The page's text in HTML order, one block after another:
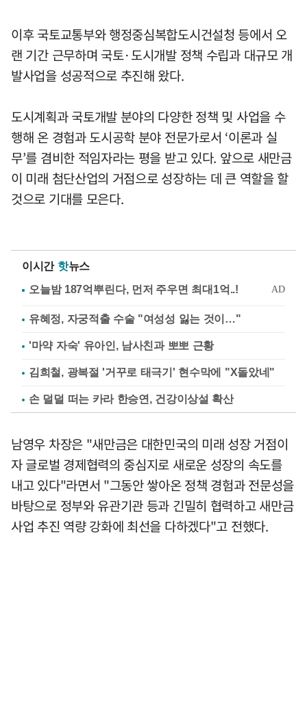
이후 국토교통부와 행정중심복합도시건설청 등에서 오
랜 기간 근무하며 국토·도시개발 정책 수립과 대규모 개
발사업을 성공적으로 추진해 왔다.
도시계획과 국토개발 분야의 다양한 정책 및 사업을 수
행해 온 경험과 도시공학 분야 전문가로서 ‘이론과 실
무’를 겸비한 적임자라는 평을 받고 있다. 앞으로 새만금
이 미래 첨단산업의 거점으로 성장하는 데 큰 역할을 할
것으로 기대를 모은다.
이시간 핫뉴스
유혜정, 자궁적출 수술 "여성성 잃는 것이…"
'마약 자숙' 유아인, 남사친과 뽀뽀 근황
김희철, 광복절 '거꾸로 태극기' 현수막에 "X돌았네"
손 덜덜 떠는 카라 한승연, 건강이상설 확산
남영우 차장은 "새만금은 대한민국의 미래 성장 거점이
자 글로벌 경제협력의 중심지로 새로운 성장의 속도를
내고 있다"라면서 "그동안 쌓아온 정책 경험과 전문성을
바탕으로 정부와 유관기관 등과 긴밀히 협력하고 새만금
사업 추진 역량 강화에 최선을 다하겠다"고 전했다.